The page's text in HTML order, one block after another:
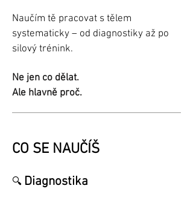
Naučím tě pracovat s tělem
systematicky – od diagnostiky až po
silový trénink.
Ne jen co dělat.
Ale hlavně proč.
CO SE NAUČÍŠ
🔍 Diagnostika